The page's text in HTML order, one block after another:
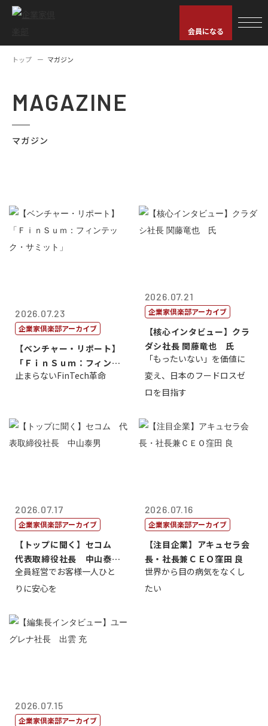
会員になる
トップ マガジン
MAGAZINE
マガジン
2026.07.23
企業家倶楽部アーカイブ
【ベンチャー・リポート】
「ＦｉｎＳｕｍ：フィンテ
ック・サミッ...
止まらないFinTech革命
2026.07.21
企業家倶楽部アーカイブ
【核心インタビュー】クラ
ダシ社長 関藤竜也 氏
「もったいない」を価値に
変え、日本のフードロスゼ
ロを目指す
2026.07.17
企業家倶楽部アーカイブ
【トップに聞く】セコム
代表取締役社長 中山泰
男
全員経営でお客様一人ひと
りに安心を
2026.07.16
企業家倶楽部アーカイブ
【注目企業】アキュセラ会
長・社長兼ＣＥＯ窪田 良
世界から目の病気をなくし
たい
2026.07.15
企業家倶楽部アーカイブ